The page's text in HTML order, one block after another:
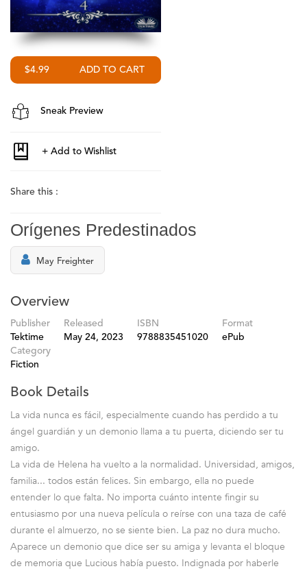
$4.99
Sneak Preview
Share this :
Orígenes Predestinados
May Freighter
Overview
Publisher
Tektime
Released
May 24, 2023
ISBN
9788835451020
Format
ePub
Category
Fiction
Book Details
La vida nunca es fácil, especialmente cuando has perdido a tu
ángel guardián y un demonio llama a tu puerta, diciendo ser tu
amigo.
La vida de Helena ha vuelto a la normalidad. Universidad, amigos,
familia... todos están felices. Sin embargo, ella no puede
entender lo que falta. No importa cuánto intente fingir su
entusiasmo por una nueva película o reírse con una taza de café
durante el almuerzo, no se siente bien. La paz no dura mucho.
Aparece un demonio que dice ser su amiga y levanta el bloque
de memoria que Lucious había puesto. Indignada por haberle